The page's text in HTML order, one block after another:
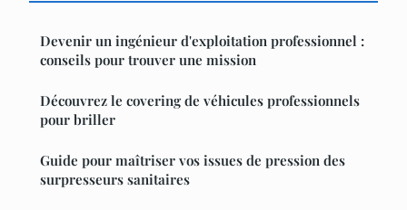
Devenir un ingénieur d'exploitation professionnel :
conseils pour trouver une mission
Découvrez le covering de véhicules professionnels
pour briller
Guide pour maîtriser vos issues de pression des
surpresseurs sanitaires